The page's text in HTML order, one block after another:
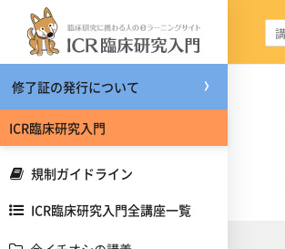
メインコンテンツへスキップする
修了証の発行について
ICR臨床研究入門
規制ガイドライン
ICR臨床研究入門全講座一覧